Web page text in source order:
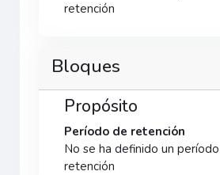
retención
Bloques
Propósito
Período de retención
No se ha definido un
retención